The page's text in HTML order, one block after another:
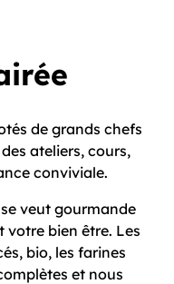
de grands chefs
ateliers, cours,
conviviale.
veut gourmande
bien être. Les
bio, les farines
et nous